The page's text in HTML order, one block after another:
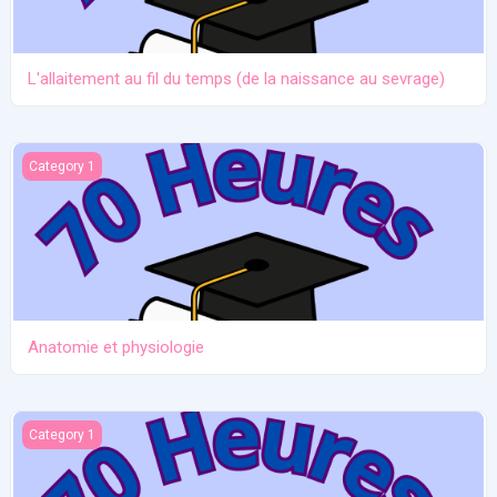
L'allaitement au fil du temps (de la naissance au sevrage)
Anatomie et physiologie
Category 1
Anatomie et physiologie
Ictère et hypoglycémie
Category 1